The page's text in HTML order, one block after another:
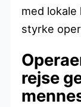
med
styrke
rejse